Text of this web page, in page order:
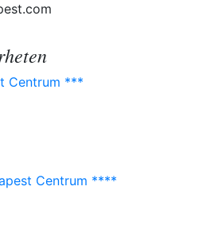
Centrum ***
Centrum ****